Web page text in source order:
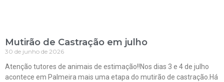
Mutirão de Castração em julho
30 de junho de 2026
Atenção tutores de animais de estimação!!Nos dias 3 e 4 de julho
acontece em Palmeira mais uma etapa do mutirão de castração.Há